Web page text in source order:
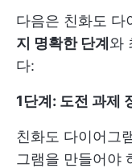
다음은 친화도 다
지 명확한 단계 와
다:
1단계: 도전 과제
친화도 다이어그
그램을 만들어야